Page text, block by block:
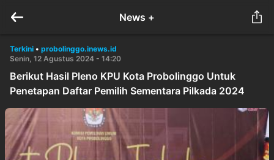
News +
Terkini • probolinggo.inews.id
Senin, 12 Agustus 2024 - 14:20
Berikut Hasil Pleno KPU Kota Probolinggo Untuk
Penetapan Daftar Pemilih Sementara Pilkada 2024